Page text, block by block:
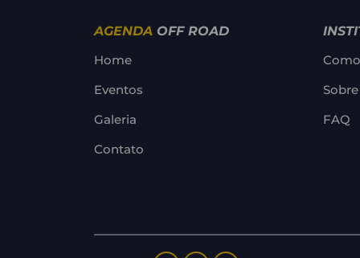
AGENDA OFF ROAD
Home
Eventos
Galeria
Contato
FAQ